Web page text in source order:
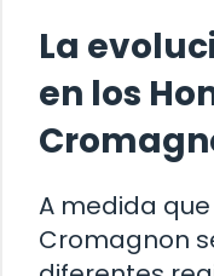
La
en los
A medida
Cromagnon